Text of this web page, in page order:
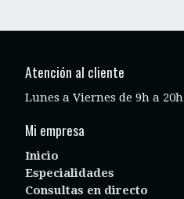
Atención al cliente
Lunes a Viernes de 9h a 20h
Mi empresa
Inicio
Especialidades
Consultas en directo